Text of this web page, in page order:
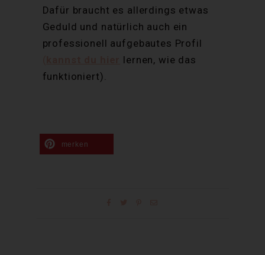
Dafür braucht es allerdings etwas
Geduld und natürlich auch ein
professionell aufgebautes Profil
lernen, wie das
funktioniert).
merken